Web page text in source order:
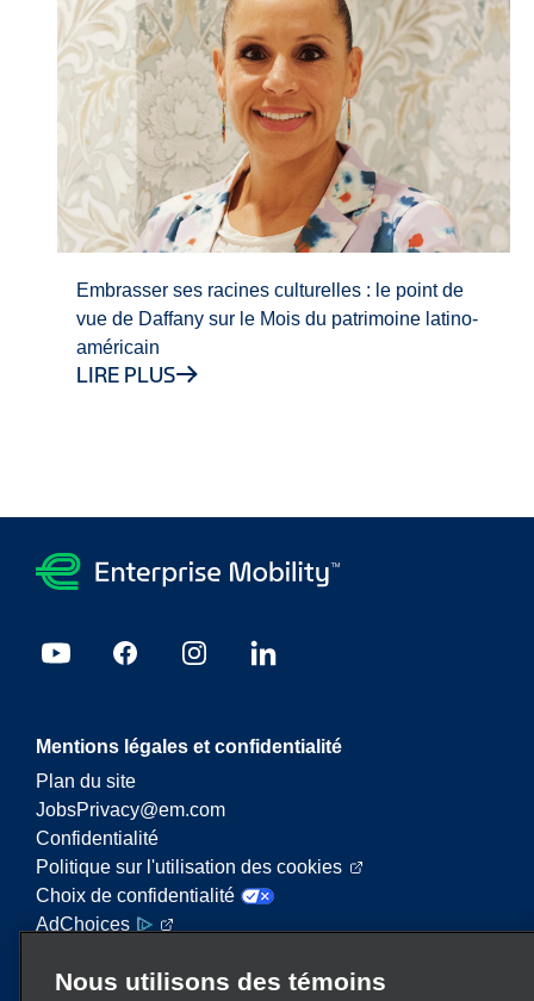
Embrasser ses racines culturelles : le point de
vue de Daffany sur le Mois du patrimoine latino-
américain
LIRE PLUS
Mentions légales et confidentialité
Plan du site
JobsPrivacy@em.com
Confidentialité
Politique sur l'utilisation des cookies
Choix de confidentialité
AdChoices
Enterprise Mobility est un important fournisseur de
Nous utilisons des témoins